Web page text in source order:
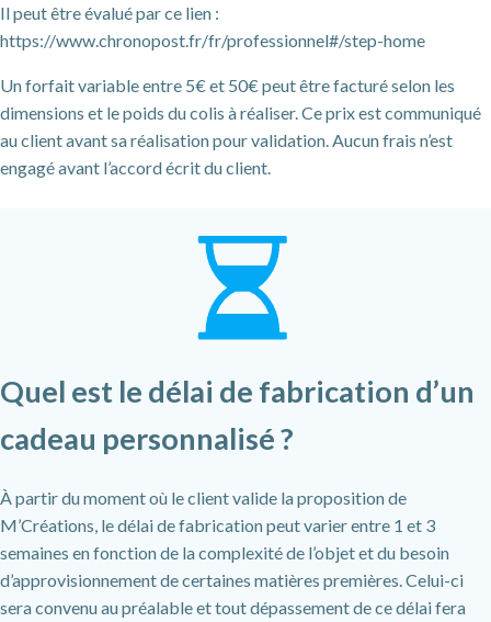
Il peut être évalué par ce lien :
https://www.chronopost.fr/fr/professionnel#/step-home
Un forfait variable entre 5€ et 50€ peut être facturé selon les
dimensions et le poids du colis à réaliser. Ce prix est communiqué
au client avant sa réalisation pour validation. Aucun frais n’est
engagé avant l’accord écrit du client.
Quel est le délai de fabrication d’un
cadeau personnalisé ?
À partir du moment où le client valide la proposition de
M’Créations, le délai de fabrication peut varier entre 1 et 3
semaines en fonction de la complexité de l’objet et du besoin
d’approvisionnement de certaines matières premières. Celui-ci
sera convenu au préalable et tout dépassement de ce délai fera